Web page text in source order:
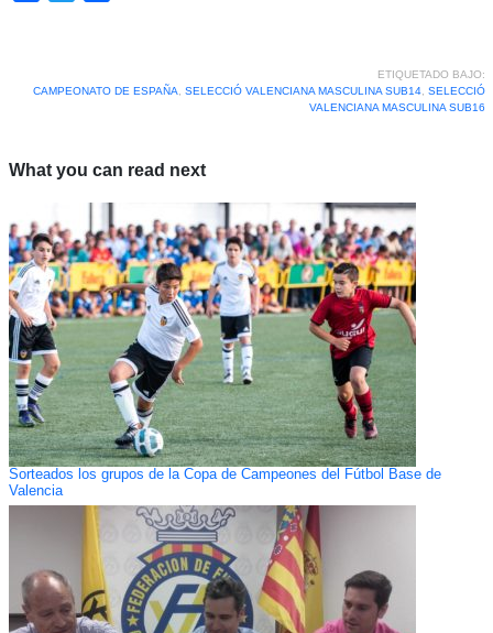
ETIQUETADO BAJO:
CAMPEONATO DE ESPAÑA, SELECCIÓ VALENCIANA MASCULINA SUB14, SELECCIÓ
VALENCIANA MASCULINA SUB16
What you can read next
Sorteados los grupos de la Copa de Campeones del Fútbol Base de
Valencia